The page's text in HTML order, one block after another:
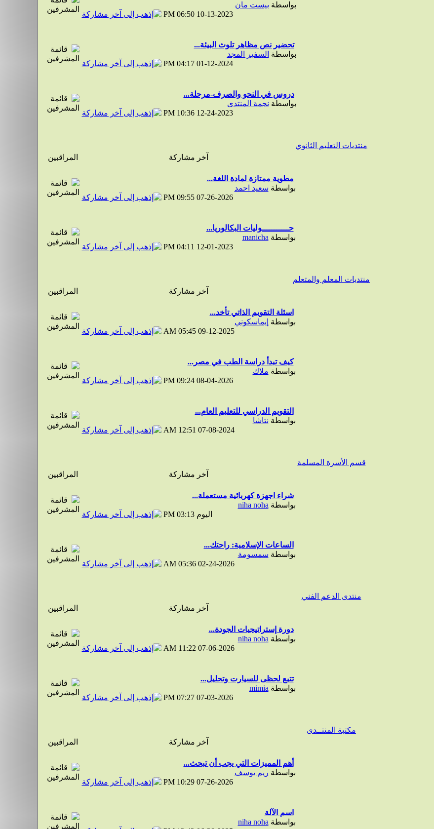
بواسطة بيست مان
10-13-2023
06:50 PM
تحضير نص مظاهر تلوث البيئة...
بواسطة السفير المجد
01-12-2024
04:17 PM
دروس في النحو والصرف-مرحلة...
بواسطة نجمة المنتدى
12-24-2023
10:36 PM
منتديات التعليم الثانوي
آخر مشاركة
المراقبين
مطوية ممتازة لمادة اللغة...
بواسطة سعيد احمد
07-26-2026
09:55 PM
حـــــــــــوليات البكالوريا...
بواسطة manicha
12-01-2023
04:11 PM
منتديات المعلم والمتعلم
آخر مشاركة
المراقبين
اسئلة التقويم الذاتي تأخد...
بواسطة إيماسكوني
09-12-2025
05:45 AM
كيف تبدأ دراسة الطب في مصر...
بواسطة ملاك
08-04-2026
09:24 PM
التقويم الدراسي للتعليم العام...
بواسطة نتاشا
07-08-2024
12:51 AM
قسم الأسرة المسلمة
آخر مشاركة
المراقبين
شراء اجهزة كهربائية مستعملة...
بواسطة niha noha
اليوم03:13 PM
الساعات الإسلامية: راحتك...
بواسطة سمسومة
02-24-2026
05:36 AM
منتدى الدعم الفني
آخر مشاركة
المراقبين
دورة إستراتيجيات الجودة...
بواسطة niha noha
07-06-2026
11:22 AM
تتبع لحظى للسيارت وتحليل...
بواسطة mimia
07-03-2026
07:27 PM
مكتبة المنتــدى
آخر مشاركة
المراقبين
أهم المميزات التي يجب أن تبحث...
بواسطة ريم يوسف
07-26-2026
10:29 PM
اسم الآلة
بواسطة niha noha